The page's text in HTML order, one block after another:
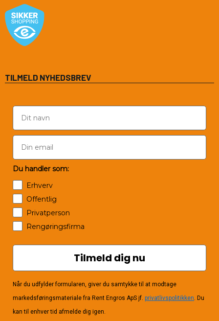
TILMELD NYHEDSBREV
Du handler som:
Erhverv
Offentlig
Privatperson
Rengøringsfirma
Tilmeld dig nu
Når du udfylder formularen, giver du samtykke til at modtage
markedsføringsmateriale fra Rent Engros ApS jf. privatlivspolitikken. Du
kan til enhver tid afmelde dig igen.